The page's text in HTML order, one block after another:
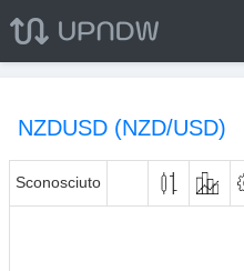
NZDUSD (NZD/USD)
Sconosciuto